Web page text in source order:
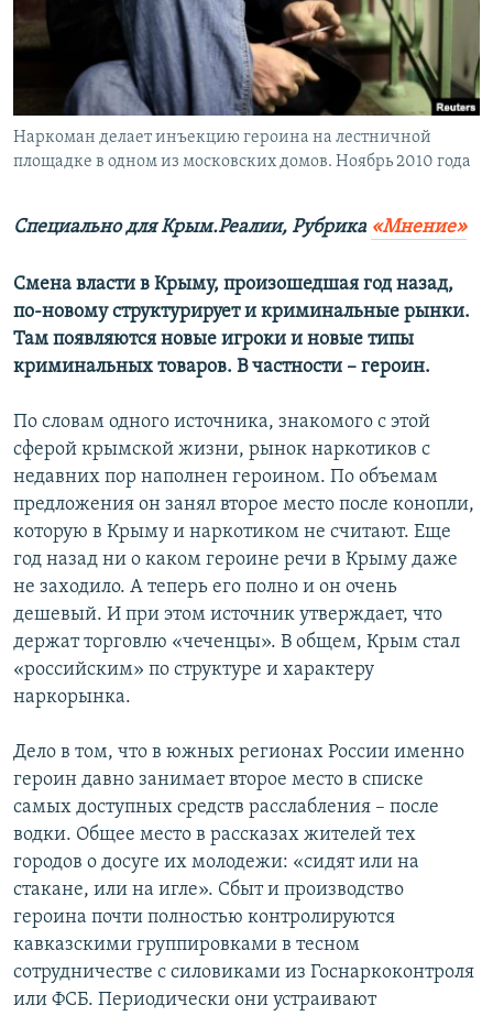
ПОБЕДИТЕЛЕЙ НЕ СУДЯТ?
КРЫМ.НЕПОКОРЕННЫЙ
ELIFBE
УКРАИНСКАЯ ПРОБЛЕМА КРЫМА
ПРИСОЕДИНЯЙТЕСЬ!
Все сайты RFE/RL
Наркоман делает инъекцию героина на лестничной
площадке в одном из московских домов. Ноябрь 2010 года
Специально для Крым.Реалии, Рубрика «Мнение»
Смена власти в Крыму, произошедшая год назад,
по-новому структурирует и криминальные рынки.
Там появляются новые игроки и новые типы
криминальных товаров. В частности – героин.
По словам одного источника, знакомого с этой
сферой крымской жизни, рынок наркотиков с
недавних пор наполнен героином. По объемам
предложения он занял второе место после конопли,
которую в Крыму и наркотиком не считают. Еще
год назад ни о каком героине речи в Крыму даже
не заходило. А теперь его полно и он очень
дешевый. И при этом источник утверждает, что
держат торговлю «чеченцы». В общем, Крым стал
«российским» по структуре и характеру
наркорынка.
Дело в том, что в южных регионах России именно
героин давно занимает второе место в списке
самых доступных средств расслабления – после
водки. Общее место в рассказах жителей тех
городов о досуге их молодежи: «сидят или на
стакане, или на игле». Сбыт и производство
героина почти полностью контролируются
кавказскими группировками в тесном
сотрудничестве с силовиками из Госнаркоконтроля
или ФСБ. Периодически они устраивают